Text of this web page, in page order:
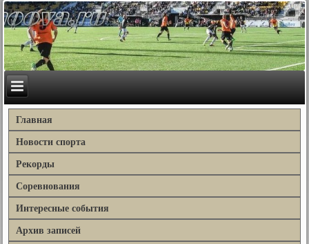
Главная
Новости спорта
Рекорды
Соревнования
Интересные события
Архив записей